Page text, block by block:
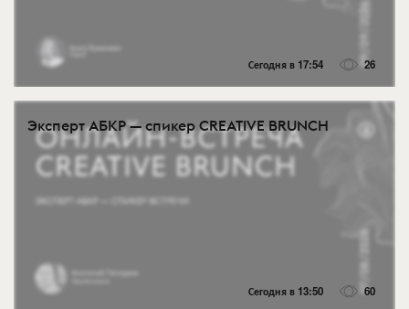
Сегодня в 17:54 26
Эксперт АБКР — спикер CREATIVE BRUNCH
Сегодня в 13:50 60